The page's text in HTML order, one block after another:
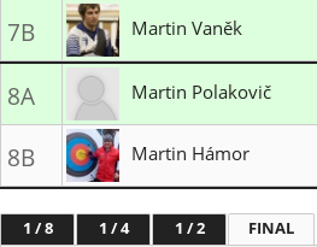
7B Martin Vaněk
SK Start Praha
8A Martin Polakovič
8B Martin Hámor
LK ESKA Cheb
1 / 8 1 / 4 1 / 2
FINAL